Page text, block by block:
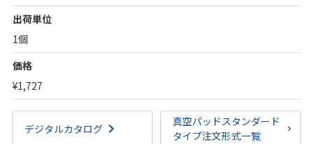
出荷単位
1個
価格
¥1,727
デジタルカタログ
真空パッドスタンダード
タイプ注文形式一覧